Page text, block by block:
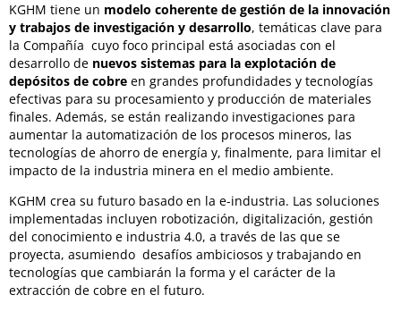
KGHM tiene un modelo coherente de gestión de la innovación
y trabajos de investigación y desarrollo, temáticas clave para
la Compañía cuyo foco principal está asociadas con el
desarrollo de nuevos sistemas para la explotación de
depósitos de cobre en grandes profundidades y tecnologías
efectivas para su procesamiento y producción de materiales
finales. Además, se están realizando investigaciones para
aumentar la automatización de los procesos mineros, las
tecnologías de ahorro de energía y, finalmente, para limitar el
impacto de la industria minera en el medio ambiente.
KGHM crea su futuro basado en la e-industria. Las soluciones
implementadas incluyen robotización, digitalización, gestión
del conocimiento e industria 4.0, a través de las que se
proyecta, asumiendo desafíos ambiciosos y trabajando en
tecnologías que cambiarán la forma y el carácter de la
extracción de cobre en el futuro.